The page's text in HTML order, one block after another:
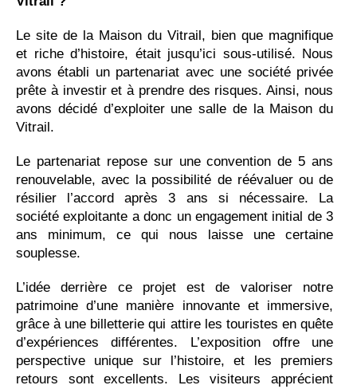
Le site de la Maison du Vitrail, bien que magnifique
et riche d’histoire, était jusqu’ici sous-utilisé. Nous
avons établi un partenariat avec une société privée
prête à investir et à prendre des risques. Ainsi, nous
avons décidé d’exploiter une salle de la Maison du
Vitrail.
Le partenariat repose sur une convention de 5 ans
renouvelable, avec la possibilité de réévaluer ou de
résilier l’accord après 3 ans si nécessaire. La
société exploitante a donc un engagement initial de 3
ans minimum, ce qui nous laisse une certaine
souplesse.
L’idée derrière ce projet est de valoriser notre
patrimoine d’une manière innovante et immersive,
grâce à une billetterie qui attire les touristes en quête
d’expériences différentes. L’exposition offre une
perspective unique sur l’histoire, et les premiers
retours sont excellents. Les visiteurs apprécient